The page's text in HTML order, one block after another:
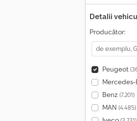
Detalii
Producător:
Peugeot
Mercedes-
Benz (7.201)
MAN (4.485)